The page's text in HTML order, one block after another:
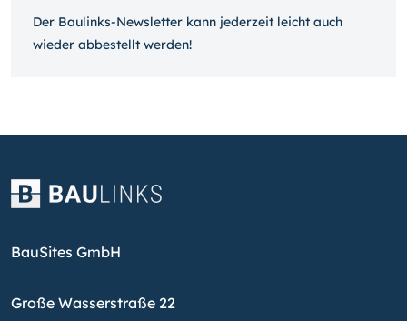
Der Baulinks-Newsletter kann jeder­zeit leicht auch
wieder ab­bestellt werden!
BauSites GmbH
Große Wasserstraße 22